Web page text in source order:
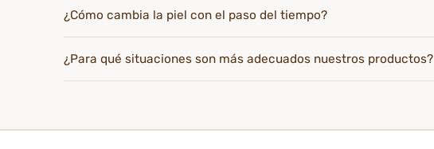
¿Cómo cambia la piel con el paso del tiempo?
¿Para qué situaciones son más adecuados nuestros productos?